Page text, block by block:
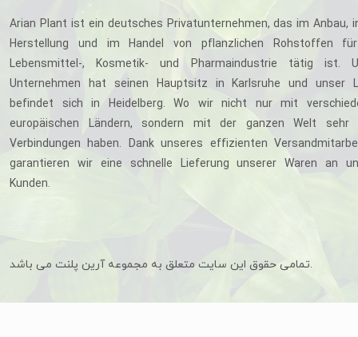
Arian Plant ist ein deutsches Privatunternehmen, das im Anbau,
Herstellung und im Handel von pflanzlichen Rohstoffen
Lebensmittel-, Kosmetik- und Pharmaindustrie tätig ist.
Unternehmen hat seinen Hauptsitz in Karlsruhe und unser
befindet sich in Heidelberg. Wo wir nicht nur mit
europäischen Ländern, sondern mit der ganzen Welt sehr
Verbindungen haben. Dank unseres effizienten
garantieren wir eine schnelle Lieferung unserer Waren an
Kunden.
تمامی حقوق این سایت متعلق به مجموعه آرین پلنت می باشد.